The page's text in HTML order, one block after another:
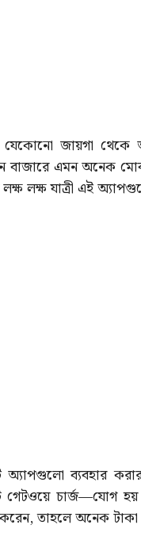
জায়গা থেকে
বাজারে এমন অনেক
লক্ষ লক্ষ যাত্রী এই
ব্যবহার
গেটওয়ে চার্জ—যোগ
তাহলে অনেক টাকা